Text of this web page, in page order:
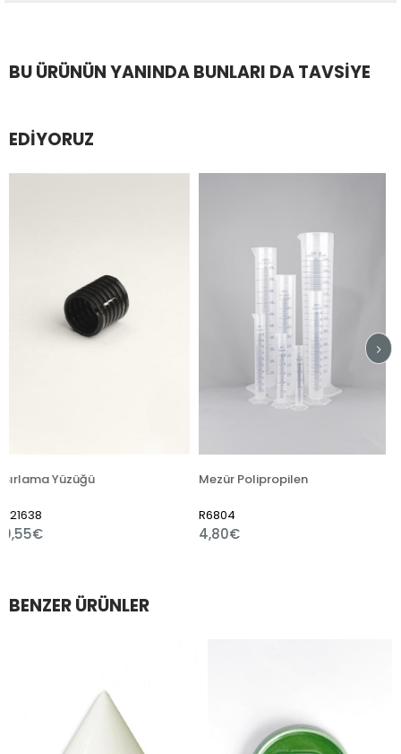
BU ÜRÜNÜN YANINDA BUNLARI DA TAVSIYE
EDIYORUZ
Mezür Polipropilen
BENZER ÜRÜNLER